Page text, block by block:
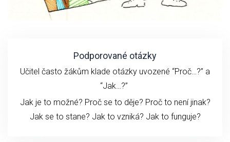
Podporované otázky
Učitel často žákům klade otázky uvozené “Proč…?” a
“Jak…?”
Jak je to možné? Proč se to děje? Proč to není jinak?
Jak se to stane? Jak to vzniká? Jak to funguje?